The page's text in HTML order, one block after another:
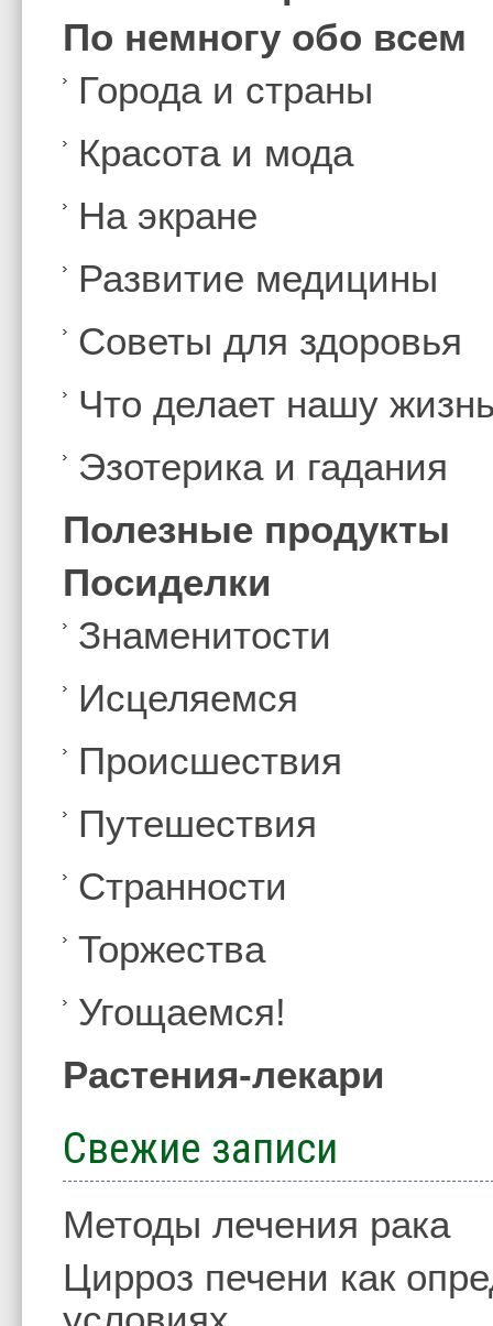
По немногу обо всем
Города и страны
Красота и мода
На экране
Развитие медицины
Советы для здоровья
Что делает нашу
Эзотерика и гадания
Полезные продукты
Посиделки
Знаменитости
Иcцеляемся
Происшествия
Путешествия
Странности
Торжества
Угощаемся!
Растения-лекари
Свежие записи
Методы лечения рака
Цирроз печени как